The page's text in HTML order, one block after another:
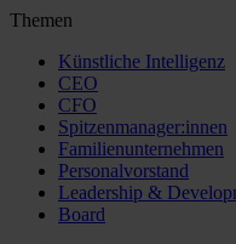
Themen
Künstliche Intelligenz
CEO
CFO
Spitzenmanager:innen
Familienunternehmen
Personalvorstand
Leadership &
Board